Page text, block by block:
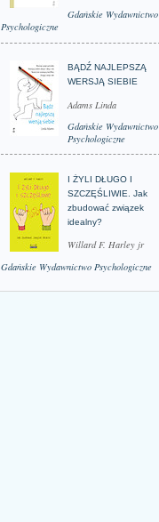
Gdańskie Wydawnictwo
Psychologiczne
BĄDŹ NAJLEPSZĄ
WERSJĄ SIEBIE
Adams Linda
Gdańskie Wydawnictwo
Psychologiczne
I ŻYLI DŁUGO I
SZCZĘŚLIWIE. Jak
zbudować związek
idealny?
Willard F. Harley jr
Gdańskie Wydawnictwo Psychologiczne